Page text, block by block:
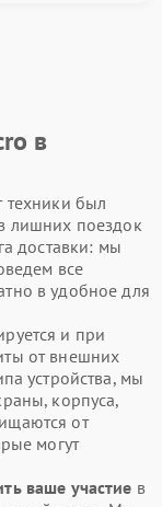
в
техники был
лишних поездок
доставки: мы
все
в удобное для
и при
от внешних
устройства, мы
корпуса,
от
могут
ваше участие в